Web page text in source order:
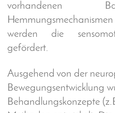
vorhandenen
werden die
gefördert.
Ausgehend von der
Bewegungsentwicklung
Behandlungskonzepte